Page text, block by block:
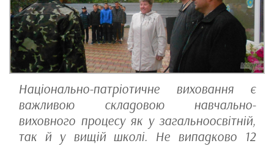
Національно-патріотичне виховання є
важливою складовою навчально-
виховного процесу як у загальноосвітній,
так й у вищій школі. Не випадково 12